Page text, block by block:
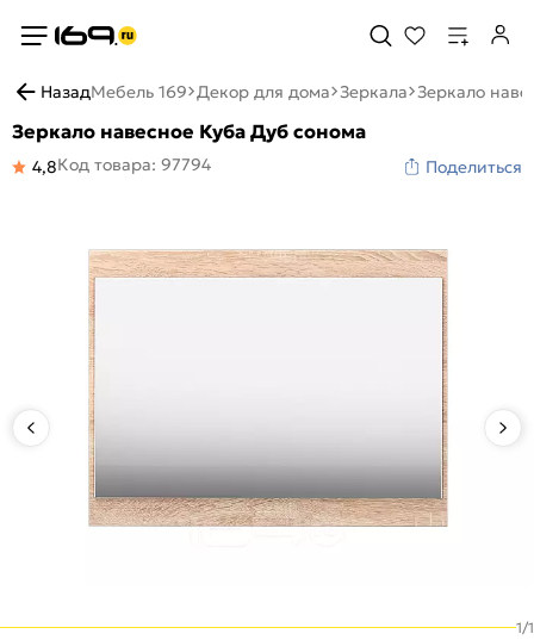
НазадМебель 169 Декор для дома Зеркала Зеркало
Зеркало навесное Куба Дуб сонома
4,8Код товара: 97794 Поделиться
1/1